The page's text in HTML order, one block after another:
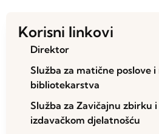
Korisni linkovi
Direktor
Služba za matične poslove i
bibliotekarstva
Služba za Zavičajnu zbirku
izdavačkom djelatnošću